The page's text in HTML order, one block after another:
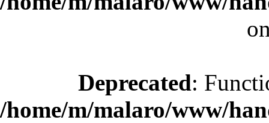
Deprecated:
/home/m/malaro/www/